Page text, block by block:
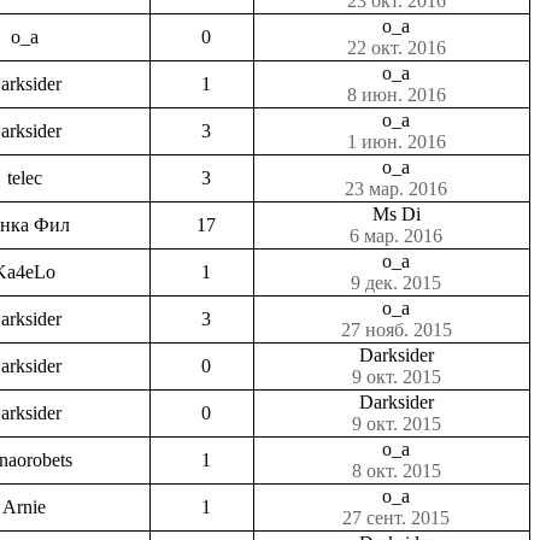
o_a 0
o_a
22 окт. 2016
1
o_a
8 июн. 2016
3
o_a
1 июн. 2016
telec 3
o_a
23 мар. 2016
Фил 17
Ms Di
6 мар. 2016
1
o_a
9 дек. 2015
3
o_a
27 нояб. 2015
0
Darksider
9 окт. 2015
0
Darksider
9 окт. 2015
1
o_a
8 окт. 2015
Arnie 1
o_a
27 сент. 2015